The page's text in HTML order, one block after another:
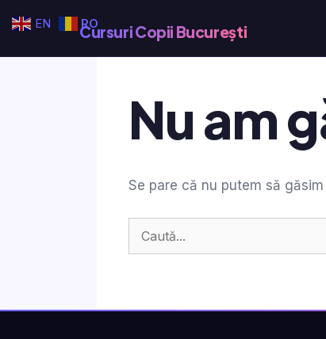
conținut
Cursuri Copii București
Nu am
Se pare că nu putem să
EN RO